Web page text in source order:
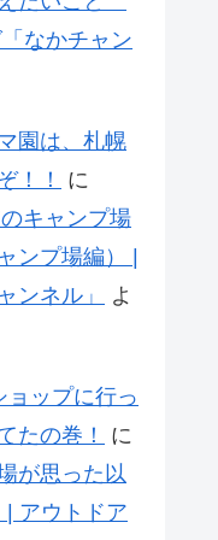
なかチャン
園は、札幌
！！
に
キャンプ場
ンプ場編） |
ンネル」
よ
ップに行っ
たの巻！
に
が思った以
| アウトドア